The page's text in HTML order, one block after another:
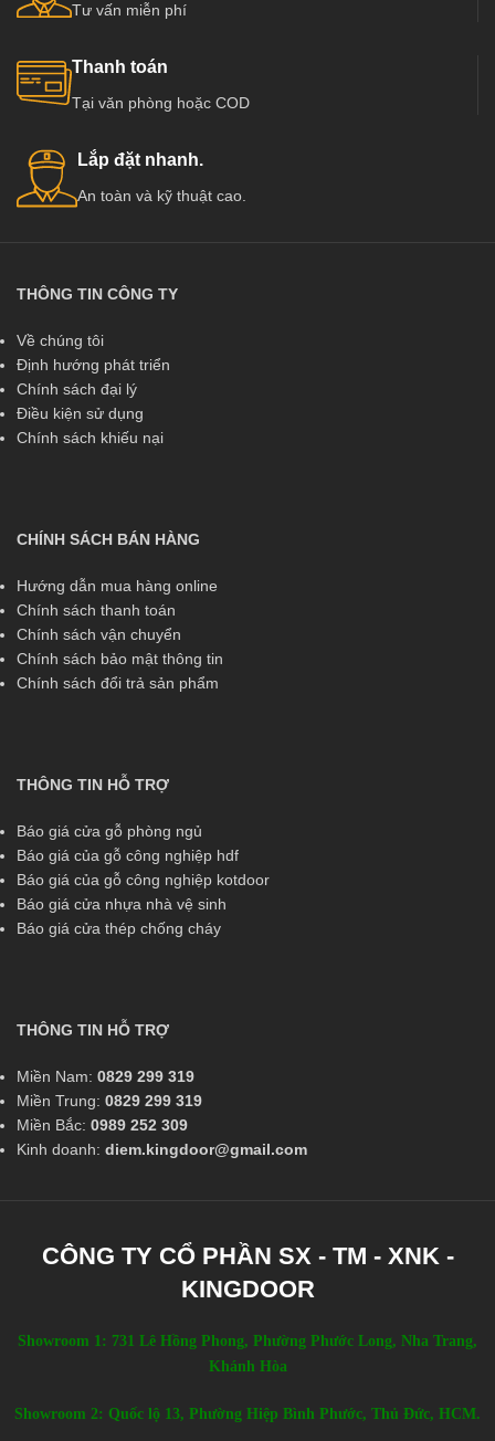
Tư vấn miễn phí
Thanh toán
Tại văn phòng hoặc COD
Lắp đặt nhanh.
An toàn và kỹ thuật cao.
THÔNG TIN CÔNG TY
Về chúng tôi
Định hướng phát triển
Chính sách đại lý
Điều kiện sử dụng
Chính sách khiếu nại
CHÍNH SÁCH BÁN HÀNG
Hướng dẫn mua hàng online
Chính sách thanh toán
Chính sách vận chuyển
Chính sách bảo mật thông tin
Chính sách đổi trả sản phẩm
THÔNG TIN HỖ TRỢ
Báo giá cửa gỗ phòng ngủ
Báo giá của gỗ công nghiệp hdf
Báo giá của gỗ công nghiệp kotdoor
Báo giá cửa nhựa nhà vệ sinh
Báo giá cửa thép chống cháy
THÔNG TIN HỖ TRỢ
Miền Nam: 0829 299 319
Miền Trung: 0829 299 319
Miền Bắc: 0989 252 309
Kinh doanh: diem.kingdoor@gmail.com
CÔNG TY CỔ PHẦN SX - TM - XNK -
KINGDOOR
Showroom 1: 731 Lê Hồng Phong, Phường Phước Long, Nha Trang,
Khánh Hòa
Showroom 2: Quốc lộ 13, Phường Hiệp Bình Phước, Thủ Đức, HCM.